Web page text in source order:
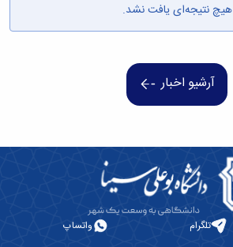
هیچ نتیجه‌ای یافت نشد.
آرشیو اخبار
تلگرام واتساپ